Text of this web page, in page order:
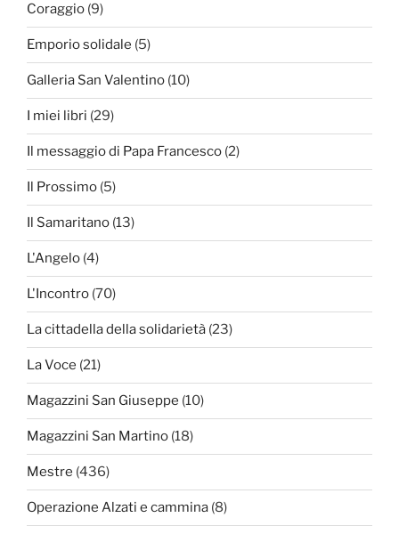
Coraggio (9)
Emporio solidale (5)
Galleria San Valentino (10)
I miei libri (29)
Il messaggio di Papa Francesco (2)
Il Prossimo (5)
Il Samaritano (13)
L'Angelo (4)
L'Incontro (70)
La cittadella della solidarietà (23)
La Voce (21)
Magazzini San Giuseppe (10)
Magazzini San Martino (18)
Mestre (436)
Operazione Alzati e cammina (8)